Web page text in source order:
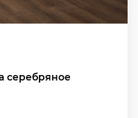
серебряное